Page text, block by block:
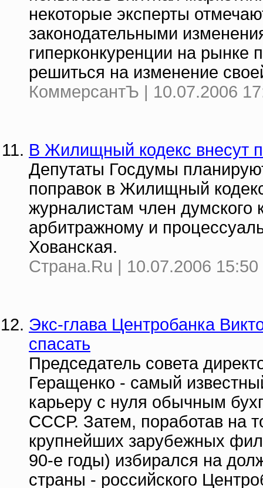
некоторые эксперты
законодательными
гиперконкуренции на рынке
решиться на изменение
КоммерсантЪ | 10.07.2006
В Жилищный кодекс внесут
Депутаты Госдумы
поправок в Жилищный
журналистам член думского
арбитражному и
Хованская.
Страна.Ru | 10.07.2006 15:50
Экс-глава Центробанка
спасать
Председатель совета
Геращенко - самый
карьеру с нуля обычным
СССР. Затем, поработав на
крупнейших зарубежных
90-е годы) избирался на
страны - российского